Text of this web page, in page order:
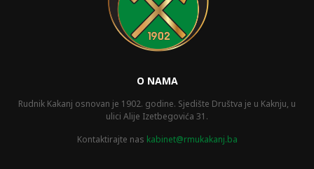
O NAMA
Rudnik Kakanj osnovan je 1902. godine. Sjedište Društva je u Kaknju, u
ulici Alije Izetbegovića 31.
Kontaktirajte nas kabinet@rmukakanj.ba